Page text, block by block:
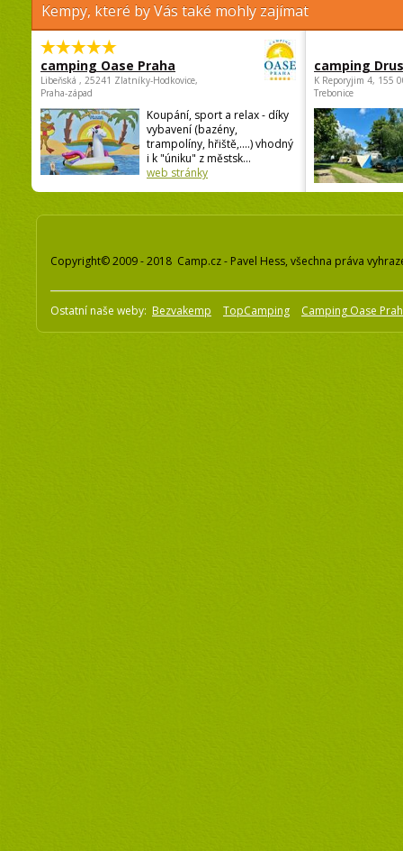
Kempy, které by Vás také mohly zajímat
camping Oase Praha
Libeňská , 25241 Zlatníky-Hodkovice,
Praha-západ
Koupání, sport a relax - díky
vybavení (bazény,
trampolíny, hřiště,....) vhodný
i k "úniku" z městsk...
web stránky
camping
K Reporyjim 4, 155
Trebonice
Copyright© 2009 - 2018 Camp.cz - Pavel Hess, všechna práva
Ostatní naše weby: Bezvakemp TopCamping Camping Oase